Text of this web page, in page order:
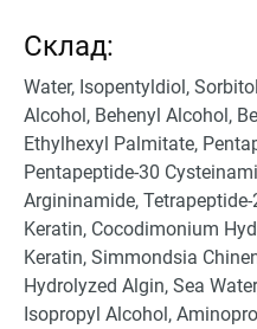
Склад:
Water, Isopentyldiol,
Alcohol, Behenyl Alcohol,
Ethylhexyl Palmitate,
Pentapeptide-30
Argininamide,
Keratin, Cocodimonium
Keratin, Simmondsia
Hydrolyzed Algin, Sea
Isopropyl Alcohol,